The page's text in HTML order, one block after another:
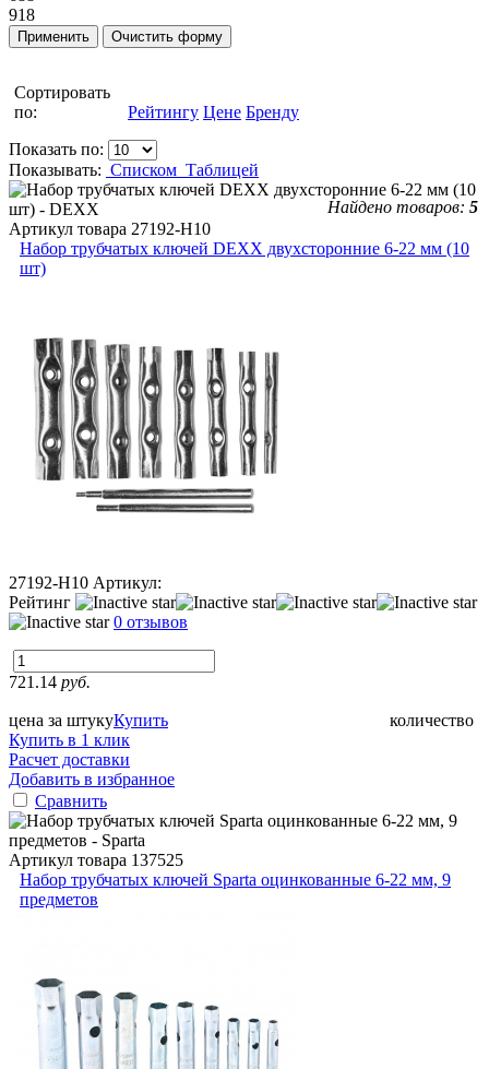
918
Сортировать
по:
Рейтингу Цене Бренду
Показать по:
Показывать: Списком Таблицей
Найдено товаров: 5
Артикул товара 27192-H10
Набор трубчатых ключей DEXX двухсторонние 6-22 мм (10
шт)
27192-H10 Артикул:
Рейтинг
0 отзывов
721.14 руб.
цена за штуку количество
Купить
Купить в 1 клик
Расчет доставки
Добавить в избранное
Сравнить
Артикул товара 137525
Набор трубчатых ключей Sparta оцинкованные 6-22 мм, 9
предметов